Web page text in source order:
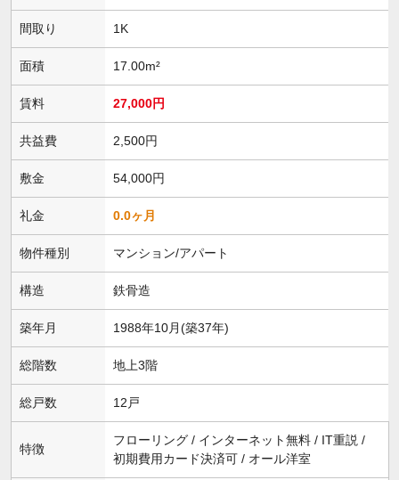
間取り 1K
面積 17.00m²
賃料 27,000円
共益費 2,500円
敷金 54,000円
礼金 0.0ヶ月
物件種別 マンション/アパート
構造 鉄骨造
築年月 1988年10月(築37年)
総階数 地上3階
総戸数 12戸
特徴
フローリング / インターネット無料 / IT重説 /
初期費用カード決済可 / オール洋室